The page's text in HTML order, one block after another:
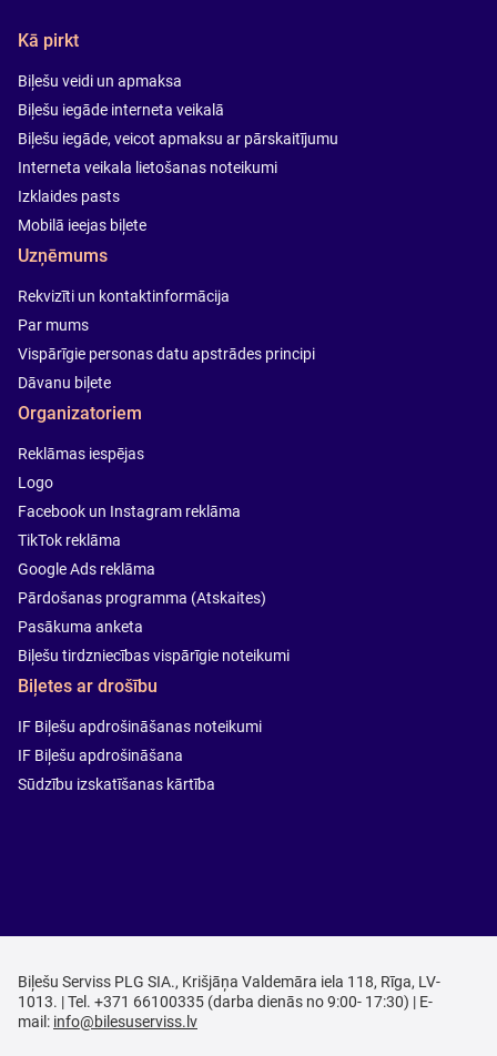
Kā pirkt
Biļešu veidi un apmaksa
Biļešu iegāde interneta veikalā
Biļešu iegāde, veicot apmaksu ar pārskaitījumu
Interneta veikala lietošanas noteikumi
Izklaides pasts
Mobilā ieejas biļete
Uzņēmums
Rekvizīti un kontaktinformācija
Par mums
Vispārīgie personas datu apstrādes principi
Dāvanu biļete
Organizatoriem
Reklāmas iespējas
Logo
Facebook un Instagram reklāma
TikTok reklāma
Google Ads reklāma
Pārdošanas programma (Atskaites)
Pasākuma anketa
Biļešu tirdzniecības vispārīgie noteikumi
Biļetes ar drošību
IF Biļešu apdrošināšanas noteikumi
IF Biļešu apdrošināšana
Sūdzību izskatīšanas kārtība
Biļešu Serviss PLG SIA., Krišjāņa Valdemāra iela 118, Rīga, LV-
1013. | Tel. +371 66100335 (darba dienās no 9:00- 17:30) | E-
mail: info@bilesuserviss.lv